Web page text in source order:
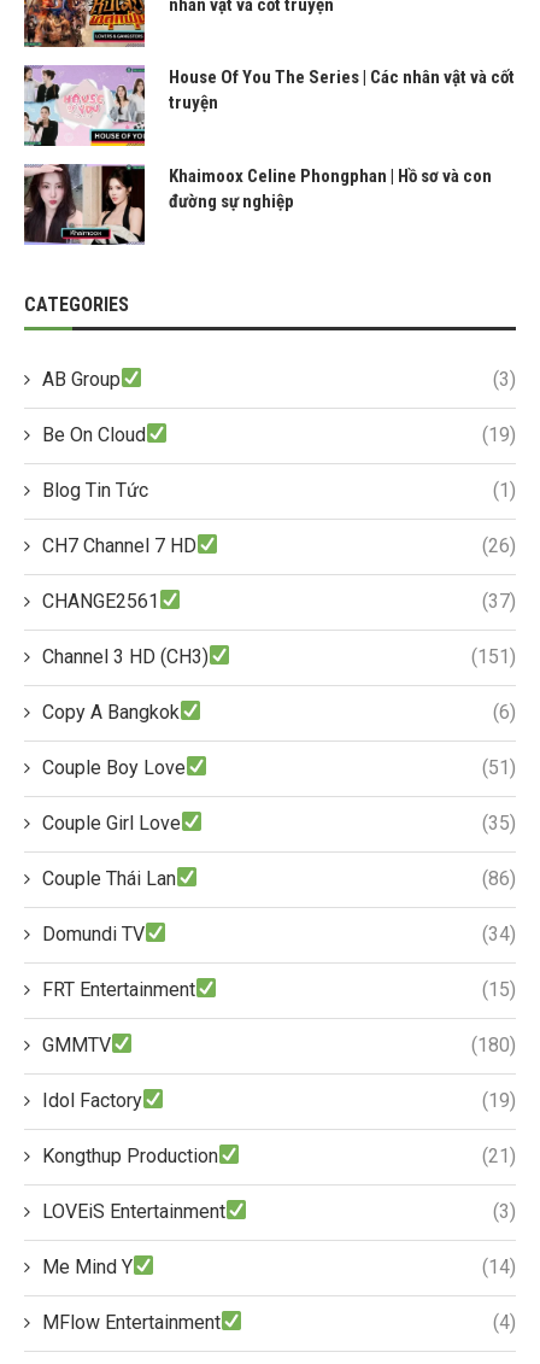
House Of You The Series | Các nhân vật và cốt
truyện
Khaimoox Celine Phongphan | Hồ sơ và con
đường sự nghiệp
CATEGORIES
AB Group (3)
Be On Cloud (19)
Blog Tin Tức (1)
CH7 Channel 7 HD (26)
CHANGE2561 (37)
Channel 3 HD (CH3) (151)
Copy A Bangkok (6)
Couple Boy Love (51)
Couple Girl Love (35)
Couple Thái Lan (86)
Domundi TV (34)
FRT Entertainment (15)
GMMTV (180)
Idol Factory (19)
Kongthup Production (21)
LOVEiS Entertainment (3)
Me Mind Y (14)
MFlow Entertainment (4)